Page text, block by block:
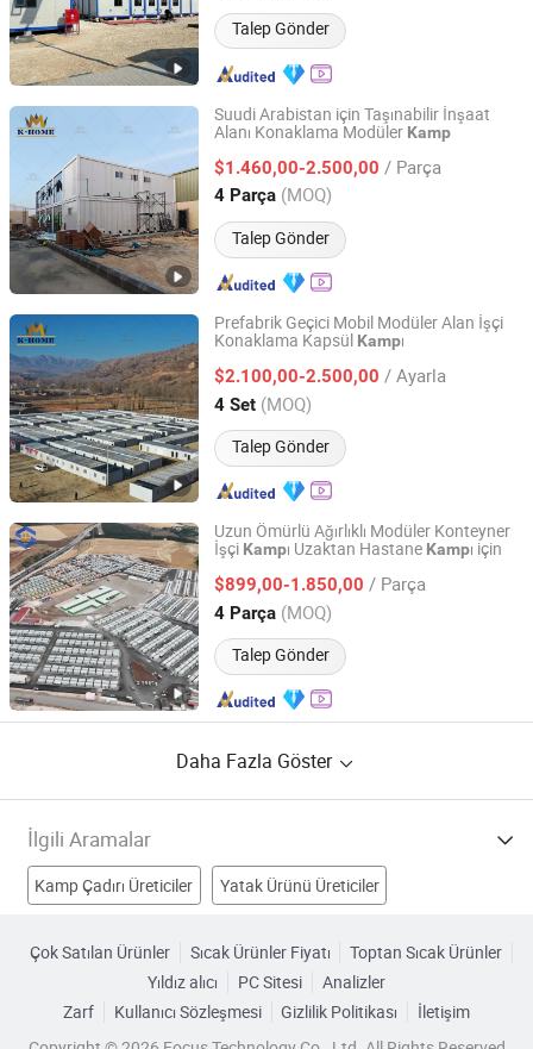
Talep Gönder
Suudi Arabistan için Taşınabilir İnşaat
Alanı Konaklama Modüler Kamp
$1.460,00-2.500,00 / Parça
4 Parça (MOQ)
Talep Gönder
Henan K-Home Steel Structure Co., Ltd.
Henan, China Fiyat 2015
Prefabrik Geçici Mobil Modüler Alan İşçi
Konaklama Kapsül Kampı
$2.100,00-2.500,00 / Ayarla
4 Set (MOQ)
Talep Gönder
Henan K-Home Steel Structure Co., Ltd.
Henan, China Fiyat 2015
Uzun Ömürlü Ağırlıklı Modüler Konteyner
İşçi Kampı Uzaktan Hastane Kampı için
$899,00-1.850,00 / Parça
4 Parça (MOQ)
Talep Gönder
9States Modular Building Shanghai Co.,Ltd.
Shanghai, China Fiyat 2025
Daha Fazla Göster
İlgili Aramalar
Kamp Çadırı Üreticiler Yatak Ürünü Üreticiler
Kamp Sandalyesi Fabrikalar Kamp Yatağı Fabrikalar
Çok Satılan Ürünler Sıcak Ürünler Fiyatı
Toptan Sıcak Ürünler
Yıldız alıcı
PC Sitesi
Analizler
Zarf
Kullanıcı Sözleşmesi Gizlilik Politikası
İletişim